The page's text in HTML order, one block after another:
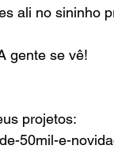
ali no sininho
gente se vê!
projetos:
50mil-e-